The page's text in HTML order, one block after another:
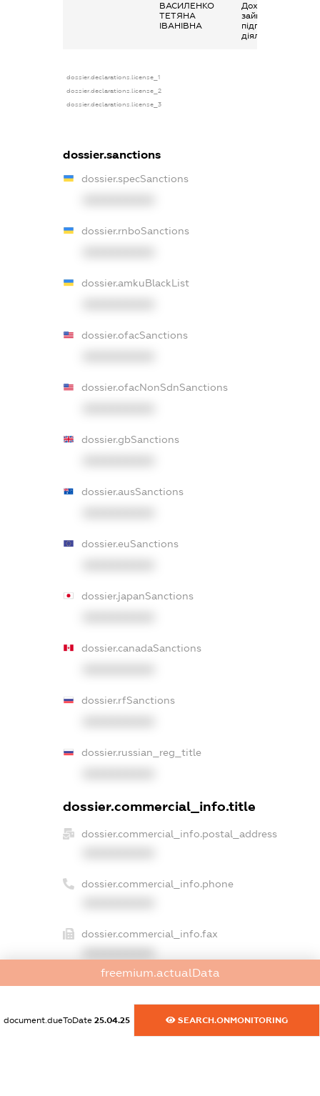
ВАСИЛЕНКО
ТЕТЯНА
ІВАНІВНА
Дохід від
зайняття
підприємницькою
діяльністю
dossier.declarations.license_1
dossier.declarations.license_2
dossier.declarations.license_3
dossier.sanctions
dossier.specSanctions
dossier.rnboSanctions
dossier.amkuBlackList
dossier.ofacSanctions
dossier.ofacNonSdnSanctions
dossier.gbSanctions
dossier.ausSanctions
dossier.euSanctions
dossier.japanSanctions
dossier.canadaSanctions
dossier.rfSanctions
dossier.russian_reg_title
dossier.commercial_info.title
dossier.commercial_info.postal_address
dossier.commercial_info.phone
dossier.commercial_info.fax
dossier.commercial_info.email
XXXXXXXXXX
dossier.commercial_info.website
freemium.actualData
document.dueToDate 25.04.25 SEARCH.ONMONITORING